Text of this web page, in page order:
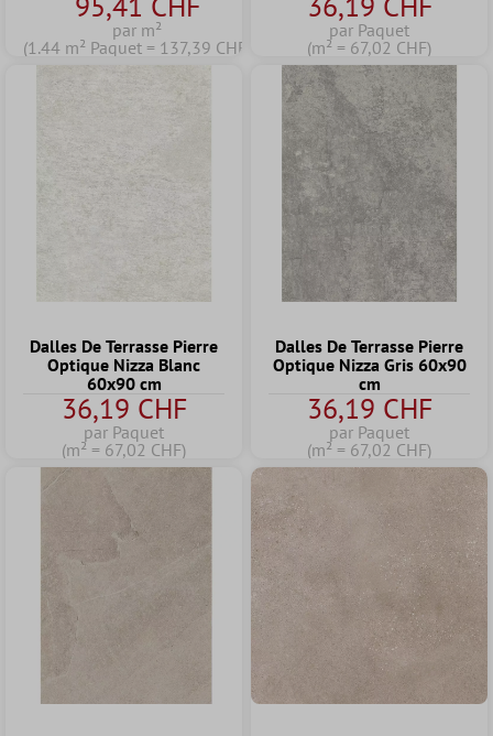
par m²
(1.44 m² Paquet = 137,39 CHF)
par Paquet
(m² = 67,02 CHF)
Dalles De Terrasse Pierre
Optique Nizza Blanc
60x90 cm
36,19 CHF
par Paquet
(m² = 67,02 CHF)
Dalles De Terrasse Pierre
Optique Nizza Gris 60x90
cm
36,19 CHF
par Paquet
(m² = 67,02 CHF)